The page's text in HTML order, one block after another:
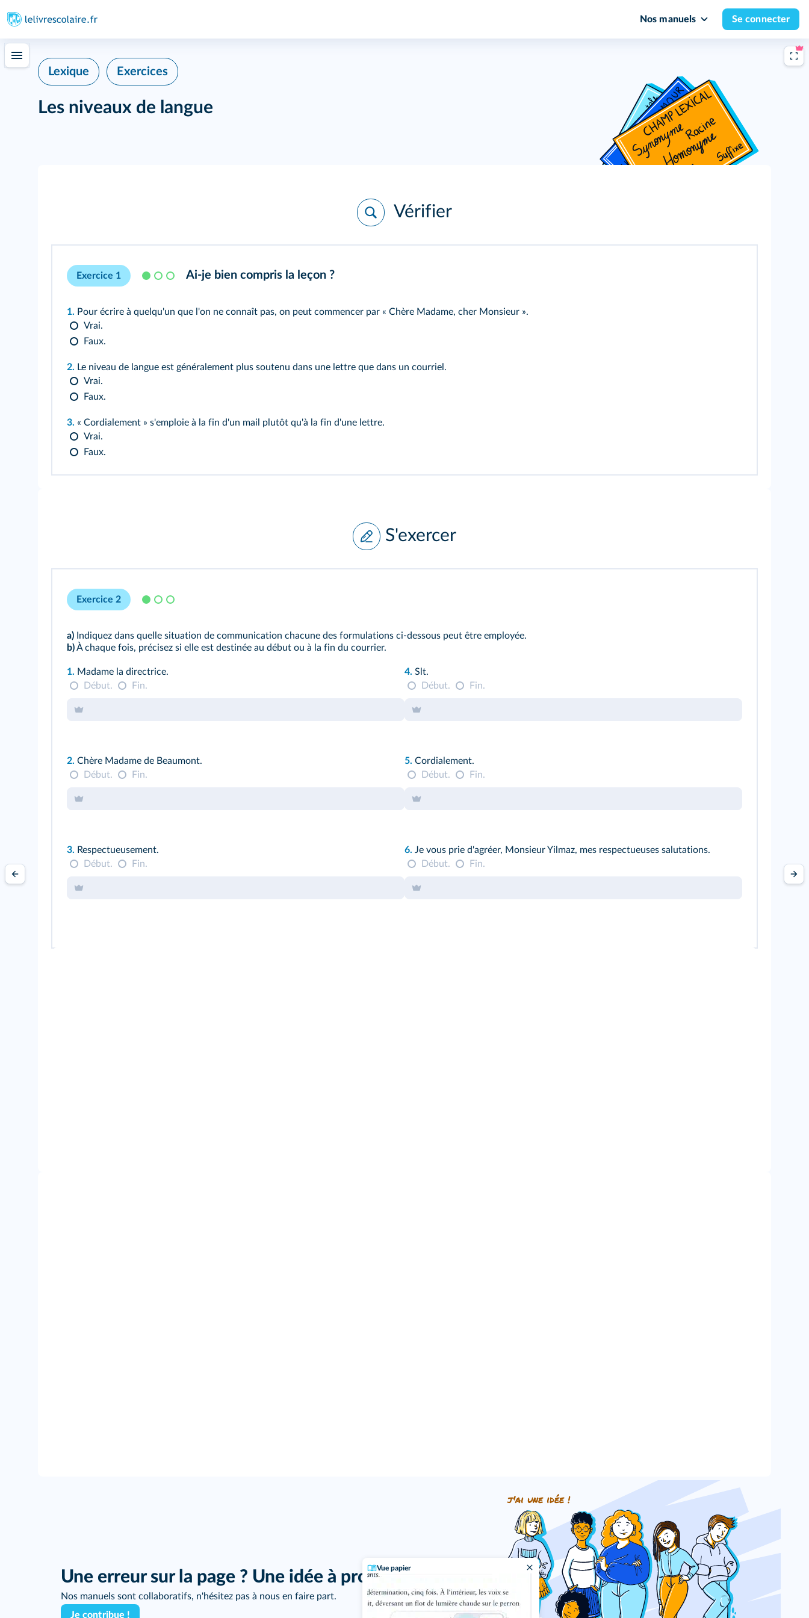
Nos manuels Se connecter
Vue papier
Lexique Exercices
Les niveaux de langue
Vérifier
Exercice 1 Ai‑je bien compris la leçon ?
1. Pour écrire à quelqu'un que l'on ne connaît pas, on peut commencer par « Chère Madame, cher Monsieur ».
Vrai.
Faux.
2. Le niveau de langue est généralement plus soutenu dans une lettre que dans un courriel.
Vrai.
Faux.
3. « Cordialement » s'emploie à la fin d'un mail plutôt qu'à la fin d'une lettre.
Vrai.
Faux.
S'exercer
Exercice 2
a) Indiquez dans quelle situation de communication chacune des formulations ci‑dessous peut être employée.
b)À chaque fois, précisez si elle est destinée au début ou à la fin du courrier.
1. Madame la directrice.
Début.
Fin.
2. Chère Madame de Beaumont.
Début.
Fin.
3. Respectueusement.
Début.
Fin.
4. Slt.
Début.
Fin.
5. Cordialement.
Début.
Fin.
6. Je vous prie d'agréer, Monsieur Yilmaz, mes respectueuses salutations.
Début.
Fin.
Une erreur sur la page ? Une idée à proposer ?
Nos manuels sont collaboratifs, n'hésitez pas à nous en faire part.
Je contribue !
j'ai une idée !